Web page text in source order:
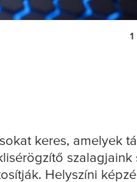
1
keres, amelyek
szalagjaink
Helyszíni